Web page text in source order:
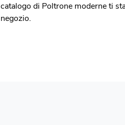
catalogo di Poltrone moderne ti
negozio.